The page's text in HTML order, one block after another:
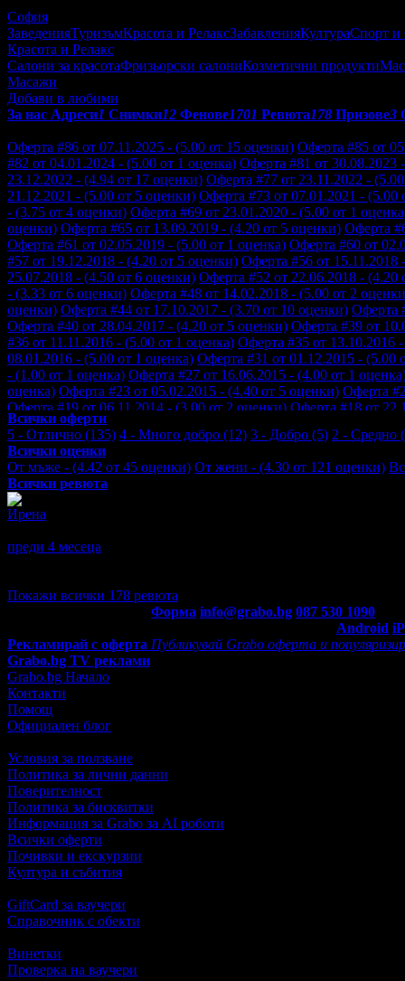
София
ЗаведенияТуризъмКрасота и РелаксЗабавленияКултураСпорт и
Красота и Релакс
Салони за красотаФризьорски салониКозметични продукти
Масажи
Добави в любими
За нас Адреси1 Снимки12 Фенове1701 Ревюта178 Призове3
Оферта #86 от 07.11.2025 - (5.00 от 15 оценки) Оферта #85 от
#82 от 04.01.2024 - (5.00 от 1 оценка) Оферта #81 от 30.08.2023
23.12.2022 - (4.94 от 17 оценки) Оферта #77 от 23.11.2022 -
21.12.2021 - (5.00 от 5 оценки) Оферта #73 от 07.01.2021 - (5.00
- (3.75 от 4 оценки) Оферта #69 от 23.01.2020 - (5.00 от 1
оценки) Оферта #65 от 13.09.2019 - (4.20 от 5 оценки) Оферта
Оферта #61 от 02.05.2019 - (5.00 от 1 оценка) Оферта #60 от
#57 от 19.12.2018 - (4.20 от 5 оценки) Оферта #56 от 15.11.2018
25.07.2018 - (4.50 от 6 оценки) Оферта #52 от 22.06.2018 - (4.20
- (3.33 от 6 оценки) Оферта #48 от 14.02.2018 - (5.00 от 2
оценки) Оферта #44 от 17.10.2017 - (3.70 от 10 оценки) Оферта
Оферта #40 от 28.04.2017 - (4.20 от 5 оценки) Оферта #39 от
#36 от 11.11.2016 - (5.00 от 1 оценка) Оферта #35 от 13.10.2016
08.01.2016 - (5.00 от 1 оценка) Оферта #31 от 01.12.2015 - (5.00
- (1.00 от 1 оценка) Оферта #27 от 16.06.2015 - (4.00 от 1
оценка) Оферта #23 от 05.02.2015 - (4.40 от 5 оценки) Оферта
Оферта #19 от 06.11.2014 - (3.00 от 2 оценки) Оферта #18 от
#15 от 17.07.2014 - (5.00 от 1 оценка)
15.05.2014 - (1.00 от 1 оценка) Оферта #10 от 28.04.2014 - (2.00
(3.33 от 3 оценки)
оценки) Оферта #2 от 15.01.2013 - (3.67 от 3 оценки) Оферта #1
Всички оферти
5 - Отлично (135) 4 - Много добро (12) 3 - Добро (5) 2 - Средно
Всички оценки
От мъже - (4.42 от 45 оценки) От жени - (4.30 от 121 оценки)
Всички ревюта
Ирена
преди 4 месеца
Покажи всички 178 ревюта
Форма info@grabo.bg 087 530 1090
Android
Рекламирай с оферта Публикувай Grabo оферта и
Grabo.bg TV реклами
Grabo.bg Начало
Контакти
Помощ
Официален блог
Условия за ползване
Политика за лични данни
Поверителност
Политика за бисквитки
Информация за Grabo за AI роботи
Всички оферти
Почивки и екскурзии
Култура и събития
GiftCard за ваучери
Справочник с обекти
Винетки
Проверка на ваучери